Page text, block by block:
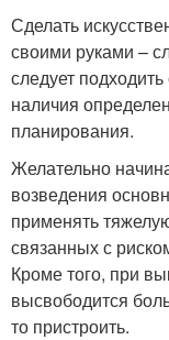
Сделать
своими руками –
следует
наличия
планирования.
Желательно
возведения
применять
связанных с
Кроме того, при
высвободится
то пристроить.